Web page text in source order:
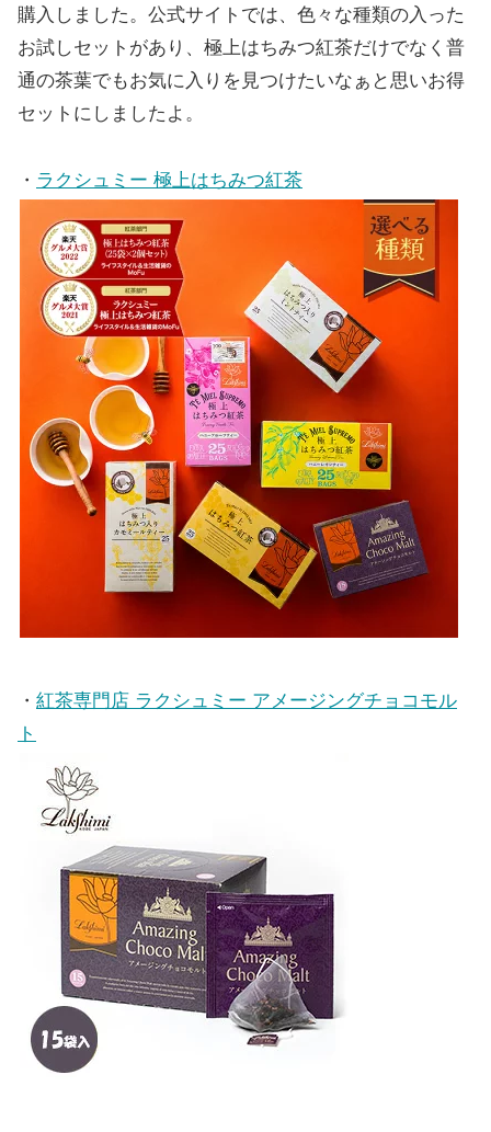
購入しました。公式サイトでは、色々な種類の入った
お試しセットがあり、極上はちみつ紅茶だけでなく普
通の茶葉でもお気に入りを見つけたいなぁと思いお得
セットにしましたよ。
・ ラクシュミー 極上はちみつ紅茶
・ 紅茶専門店 ラクシュミー アメージングチョコモル
ト